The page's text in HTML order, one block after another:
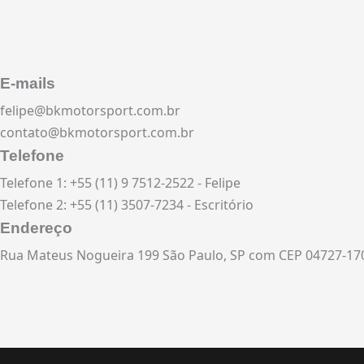
E-mails
felipe@bkmotorsport.com.br
contato@bkmotorsport.com.br
Telefone
Telefone 1: +55 (11) 9 7512-2522 - Felipe
Telefone 2: +55 (11) 3507-7234 - Escritório
Endereço
Rua Mateus Nogueira 199 São Paulo, SP com CEP 04727-